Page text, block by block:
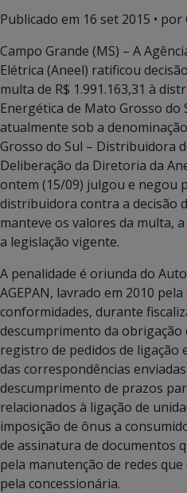
Publicado em 16 set 2015 • por
Campo Grande (MS) – A
Elétrica (Aneel) ratificou
multa de R$ 1.991.163,31 à
Energética de Mato Grosso do
atualmente sob a
Grosso do Sul – Distribuidora
Deliberação da Diretoria da
ontem (15/09) julgou e negou
distribuidora contra a decisão
manteve os valores da multa,
a legislação vigente.
A penalidade é oriunda do
AGEPAN, lavrado em 2010
conformidades, durante
descumprimento da
registro de pedidos de ligação
das correspondências
descumprimento de prazos
relacionados à ligação de
imposição de ônus a
de assinatura de documentos
pela manutenção de redes
pela concessionária.